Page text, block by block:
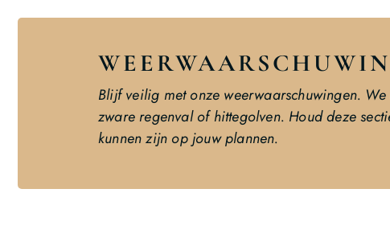
Blijf veilig met onze weerwaarschuwingen.
zware regenval of hittegolven. Houd deze
kunnen zijn op jouw plannen.